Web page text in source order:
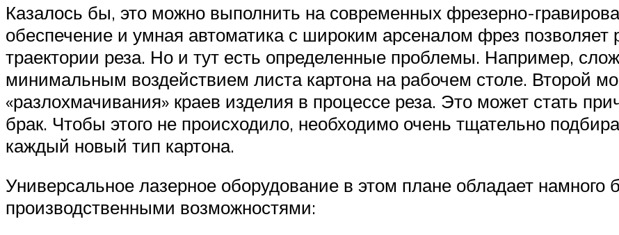
Казалось бы, это можно выполнить на современных фрезерно-
обеспечение и умная автоматика с широким арсеналом фрез
траектории реза. Но и тут есть определенные проблемы. Например,
минимальным воздействием листа картона на рабочем столе. Второй
«разлохмачивания» краев изделия в процессе реза. Это может стать
брак. Чтобы этого не происходило, необходимо очень тщательно
каждый новый тип картона.
Универсальное лазерное оборудование в этом плане обладает
производственными возможностями: